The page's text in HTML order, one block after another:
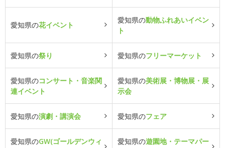
愛知県の花イベント
愛知県の動物ふれあいイベン
ト
愛知県の祭り 愛知県のフリーマーケット
愛知県のコンサート・音楽関
連イベント
愛知県の美術展・博物展・展
示会
愛知県の演劇・講演会 愛知県のフェア
愛知県のGW(ゴールデンウィ
愛知県の遊園地・テーマパー